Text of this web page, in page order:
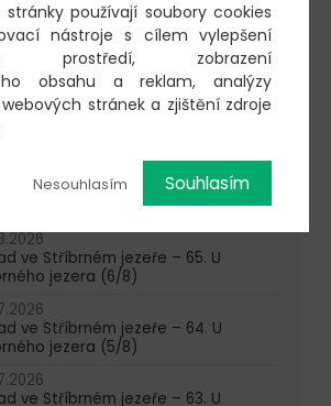
VSTUPENKY →
pondělí-čtvrtek: 10:00-16:00
ve Stříbrném jezeře – 65. U
jezera (6/8)
ve Stříbrném jezeře – 64. U
jezera (5/8)
ve Stříbrném jezeře – 63. U
používají soubory cookies
nástroje s cílem vylepšení
prostředí, zobrazení
obsahu a reklam, analýzy
stránek a zjištění zdroje
Nesouhlasím Souhlasím